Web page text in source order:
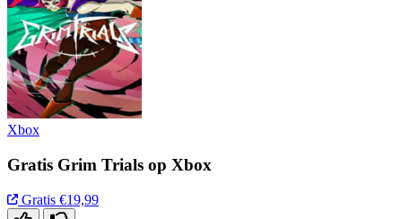
Xbox
Gratis Grim Trials op Xbox
Gratis €19,99